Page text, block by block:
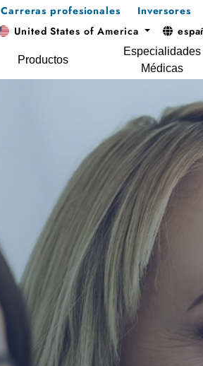
Productos
Especialidades
Médicas
Carreras profesionales Inversores
United States of America